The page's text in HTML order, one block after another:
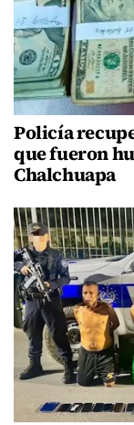
Policía
que fueron
Chalchuapa